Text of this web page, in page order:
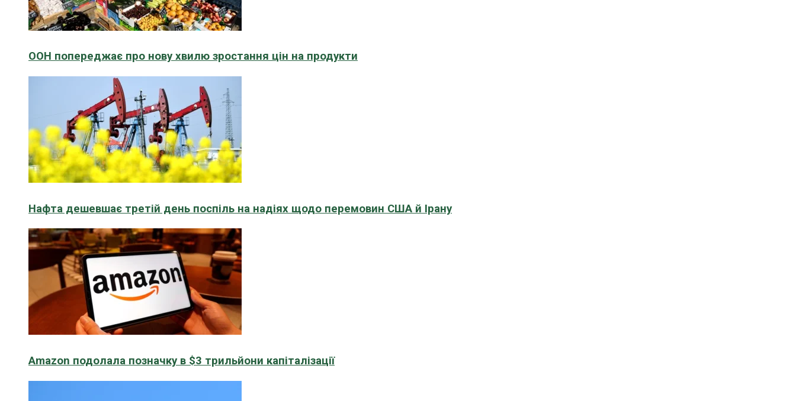
ООН попереджає про нову хвилю зростання цін на продукти
Нафта дешевшає третій день поспіль на надіях щодо перемовин США й Ірану
Amazon подолала позначку в $3 трильйони капіталізації